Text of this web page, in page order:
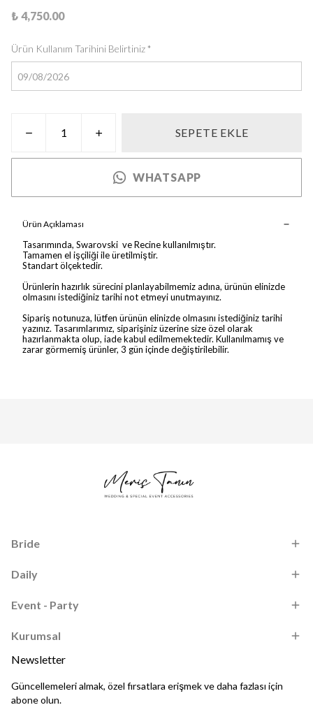
₺ 4,750.00
Ürün Kullanım Tarihini Belirtiniz*
SEPETE EKLE
WHATSAPP
Ürün Açıklaması
Tasarımında, Swarovski ve Recine kullanılmıştır.
Tamamen el işçiliği ile üretilmiştir.
Standart ölçektedir.
Ürünlerin hazırlık sürecini planlayabilmemiz adına, ürünün elinizde
olmasını istediğiniz tarihi not etmeyi unutmayınız.
Sipariş notunuza, lütfen ürünün elinizde olmasını istediğiniz tarihi
yazınız. Tasarımlarımız, siparişiniz üzerine size özel olarak
hazırlanmakta olup, iade kabul edilmemektedir. Kullanılmamış ve
zarar görmemiş ürünler, 3 gün içinde değiştirilebilir.
Bride
Daily
Event - Party
Kurumsal
Newsletter
Güncellemeleri almak, özel fırsatlara erişmek ve daha fazlası için
abone olun.